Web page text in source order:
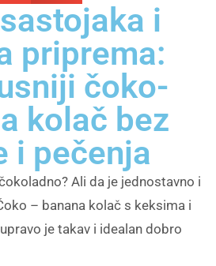
i
priprema:
čoko-
kolač bez
i pečenja
Ali da je jednostavno i
– banana kolač s keksima i
je takav i idealan dobro